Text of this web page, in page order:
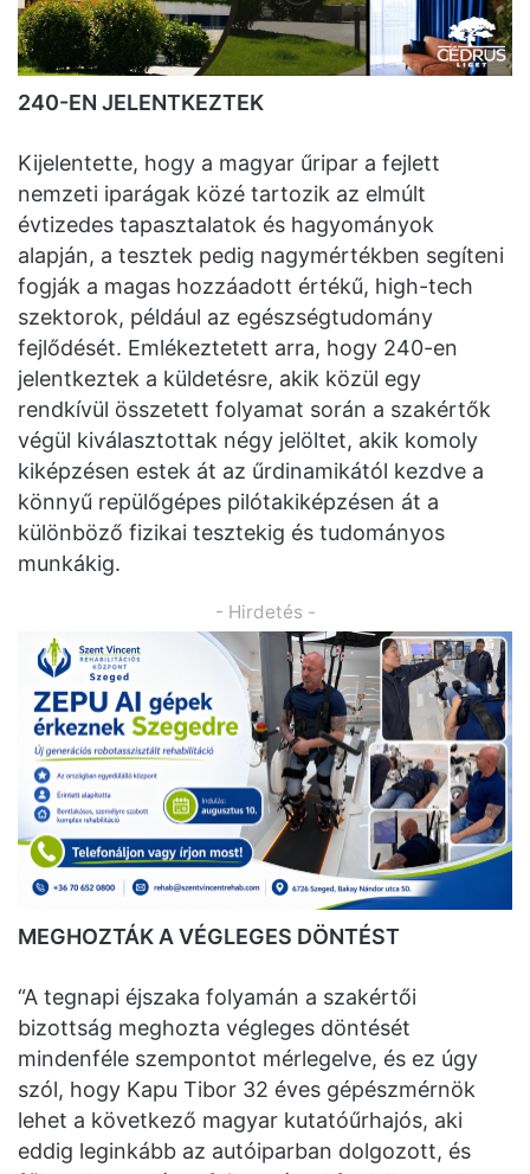
240-EN JELENTKEZTEK
Kijelentette, hogy a magyar űripar a fejlett
nemzeti iparágak közé tartozik az elmúlt
évtizedes tapasztalatok és hagyományok
alapján, a tesztek pedig nagymértékben segíteni
fogják a magas hozzáadott értékű, high-tech
szektorok, például az egészségtudomány
fejlődését. Emlékeztetett arra, hogy 240-en
jelentkeztek a küldetésre, akik közül egy
rendkívül összetett folyamat során a szakértők
végül kiválasztottak négy jelöltet, akik komoly
kiképzésen estek át az űrdinamikától kezdve a
könnyű repülőgépes pilótakiképzésen át a
különböző fizikai tesztekig és tudományos
munkákig.
- Hirdetés -
MEGHOZTÁK A VÉGLEGES DÖNTÉST
“A tegnapi éjszaka folyamán a szakértői
bizottság meghozta végleges döntését
mindenféle szempontot mérlegelve, és ez úgy
szól, hogy Kapu Tibor 32 éves gépészmérnök
lehet a következő magyar kutatóűrhajós, aki
eddig leginkább az autóiparban dolgozott, és